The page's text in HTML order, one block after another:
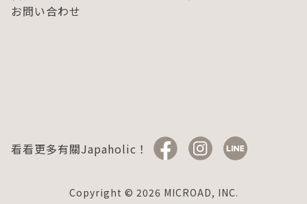
お問い合わせ
看看更多有關Japaholic！
Copyright © 2026 MICROAD, INC.